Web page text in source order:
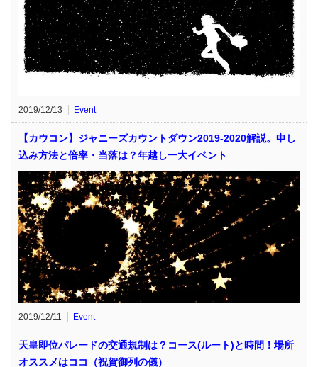
2019/12/13 Event
【カウコン】ジャニーズカウントダウン2019-2020解説。申し
込み方法と倍率・当落は？年越し一大イベント
2019/12/11 Event
天皇即位パレードの交通規制は？コース(ルート)と時間！場所
オススメはココ（祝賀御列の儀）